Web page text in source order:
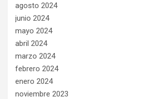
agosto 2024
junio 2024
mayo 2024
abril 2024
marzo 2024
febrero 2024
enero 2024
noviembre 2023